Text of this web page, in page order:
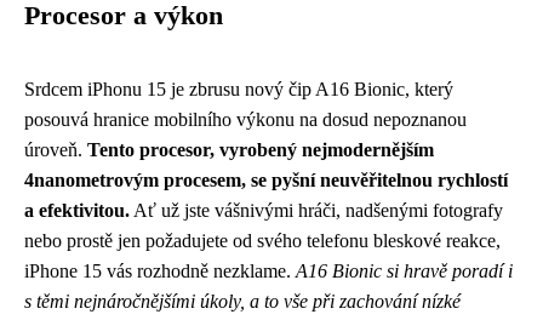
Procesor a výkon
Srdcem iPhonu 15 je zbrusu nový čip A16 Bionic, který
posouvá hranice mobilního výkonu na dosud nepoznanou
úroveň. Tento procesor, vyrobený nejmodernějším
4nanometrovým procesem, se pyšní neuvěřitelnou rychlostí
a efektivitou. Ať už jste vášnivými hráči, nadšenými fotografy
nebo prostě jen požadujete od svého telefonu bleskové reakce,
iPhone 15 vás rozhodně nezklame. A16 Bionic si hravě poradí i
s těmi nejnáročnějšími úkoly, a to vše při zachování nízké